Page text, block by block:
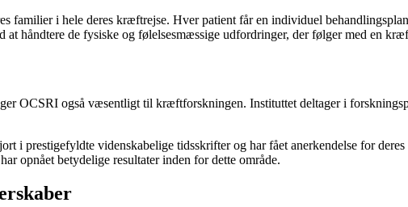
familier i hele deres kræftrejse. Hver patient får en individuel
håndtere de fysiske og følelsesmæssige udfordringer, der følger med en
OCSRI også væsentligt til kræftforskningen. Instituttet deltager i
i prestigefyldte videnskabelige tidsskrifter og har fået anerkendelse for
opnået betydelige resultater inden for dette område.